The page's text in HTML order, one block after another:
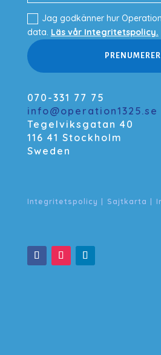
Jag godkänner hur
data. Läs vår Integritetspolicy.
070-331 77 75
info@operation1325.se
Tegelviksgatan 40
116 41 Stockholm
Sweden
Integritetspolicy | Sajtkarta |